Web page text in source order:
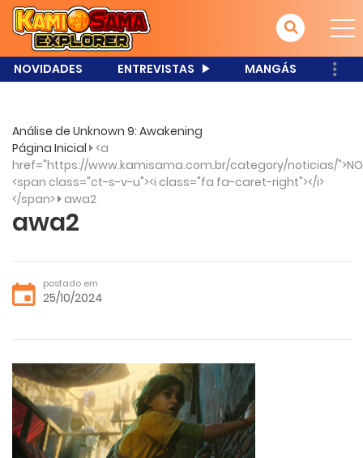
NOVIDADES ENTREVISTAS MANGÁS
Análise de Unknown 9: Awakening
Página Inicial <a
href="https://www.kamisama.com.br/category/noticias/
<span class="ct-s-v-u"><i class="fa fa-caret-right"></i>
</span> awa2
awa2
postado em
25/10/2024